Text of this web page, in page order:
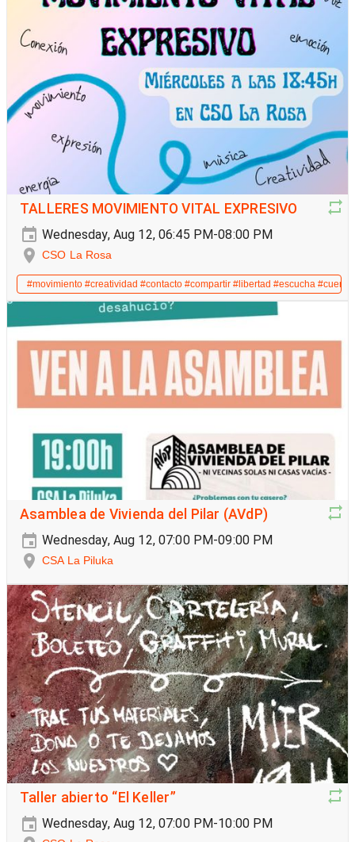
TALLERES MOVIMIENTO VITAL EXPRESIVO
Wednesday, Aug 12, 06:45 PM-08:00 PM
CSO La Rosa
#movimiento #creatividad #contacto #compartir #libertad #escucha #cuerpo
Asamblea de Vivienda del Pilar (AVdP)
Wednesday, Aug 12, 07:00 PM-09:00 PM
CSA La Piluka
Taller abierto “El Keller”
Wednesday, Aug 12, 07:00 PM-10:00 PM